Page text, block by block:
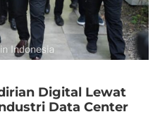
Digital Lewat
Data Center